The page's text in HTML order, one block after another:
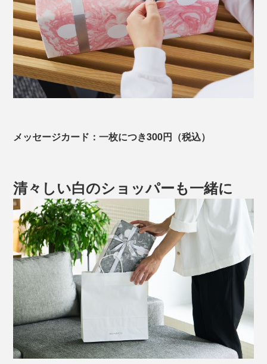
メッセージカード：一枚につき300円（税込）
清々しい白のショッパーも一緒に